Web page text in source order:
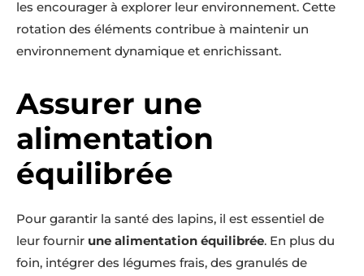
les encourager à explorer leur environnement. Cette
rotation des éléments contribue à maintenir un
environnement dynamique et enrichissant.
Assurer une
alimentation
équilibrée
Pour garantir la santé des lapins, il est essentiel de
leur fournir une alimentation équilibrée. En plus du
foin, intégrer des légumes frais, des granulés de